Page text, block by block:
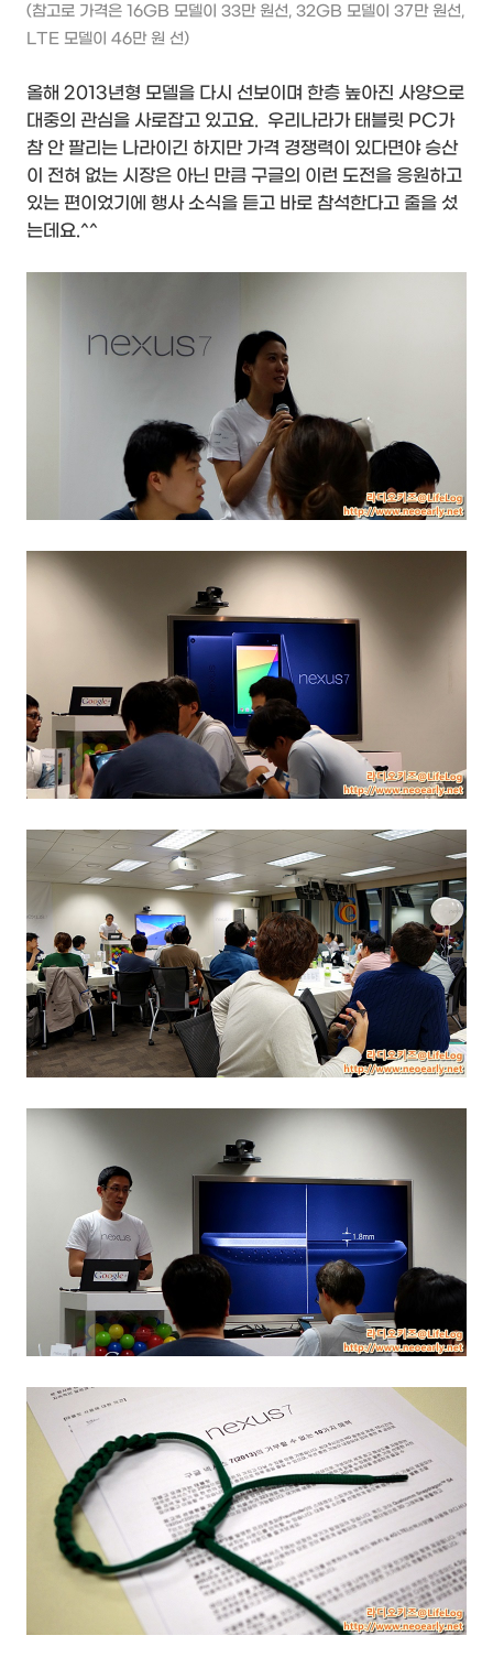
(참고로 가격은 16GB 모델이 33만 원선, 32GB 모델이 37만 원선,
LTE 모델이 46만 원 선)
올해 2013년형 모델을 다시 선보이며 한층 높아진 사양으로
대중의 관심을 사로잡고 있고요. 우리나라가 태블릿 PC가
참 안 팔리는 나라이긴 하지만 가격 경쟁력이 있다면야 승산
이 전혀 없는 시장은 아닌 만큼 구글의 이런 도전을 응원하고
있는 편이었기에 행사 소식을 듣고 바로 참석한다고 줄을 섰
는데요.^^